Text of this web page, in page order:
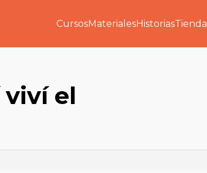
CursosMaterialesHistoriasTienda
viví el